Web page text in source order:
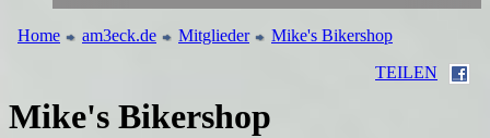
Home am3eck.de Mitglieder
Mike's Bikershop
TEILEN
Mike's Bikershop